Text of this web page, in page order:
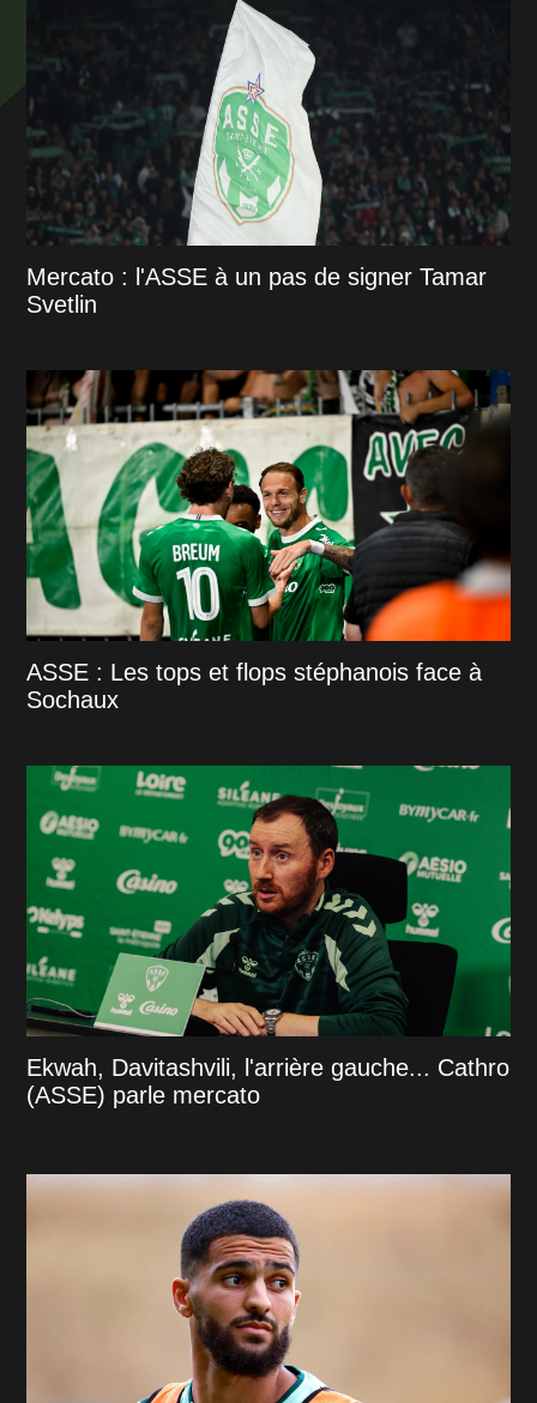
Mercato : l'ASSE à un pas de signer Tamar
Svetlin
ASSE : Les tops et flops stéphanois face à
Sochaux
Ekwah, Davitashvili, l'arrière gauche... Cathro
(ASSE) parle mercato